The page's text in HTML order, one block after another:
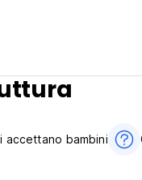
un parcheggio
sono comodi e puoi
un valore reale per
a dieci minuti di
il miglior hotel da
i nostri ospiti.
te. Siamo disponibili
accettano bambini